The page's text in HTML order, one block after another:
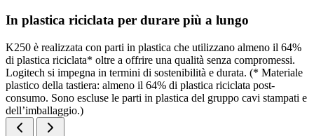
In plastica riciclata per durare più a lungo
K250 è realizzata con parti in plastica che utilizzano almeno il 64%
di plastica riciclata* oltre a offrire una qualità senza compromessi.
Logitech si impegna in termini di sostenibilità e durata. (* Materiale
plastico della tastiera: almeno il 64% di plastica riciclata post-
consumo. Sono escluse le parti in plastica del gruppo cavi stampati e
dell’imballaggio.)